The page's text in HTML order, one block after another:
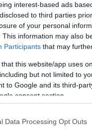
interest-based ads
to third parties
of your personal
This information may also
Participants that may
that this website/app uses
but not limited to
to Google and its third-
consent section.
Data Processing Opt Outs